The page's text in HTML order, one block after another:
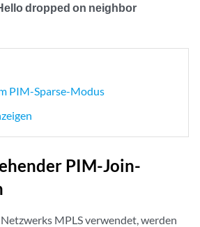
dropped on neighbor
PIM-Sparse-Modus
PIM-Join-
MPLS verwendet, werden